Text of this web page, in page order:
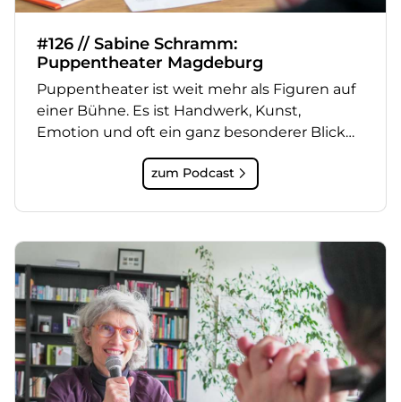
#126 // Sabine Schramm:
Puppentheater Magdeburg
Puppentheater ist weit mehr als Figuren auf
einer Bühne. Es ist Handwerk, Kunst,
Emotion und oft ein ganz besonderer Blick…
zum Podcast